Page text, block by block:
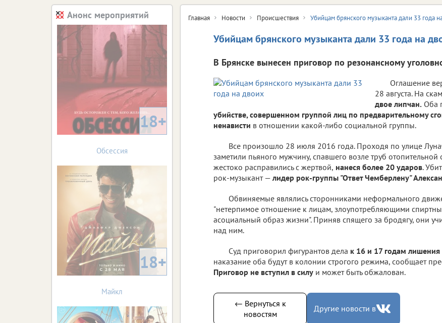
Главная Новости Происшествия Убийцам брянского музыканта дали 33 года
Убийцам брянского музыканта дали 33 года на
В Брянске вынесен приговор по резонансному
Оглашение
28 августа. На
двое липчан. Оба
убийстве, совершенном группой лиц по предварительному
ненависти в отношении какой-либо социальной группы.
Все произошло 28 июля 2016 года. Проходя по улице
заметили пьяного мужчину, спавшего возле труб
жестоко расправились с жертвой, нанеся более 20 ударов.
рок-музыкант — лидер рок-группы "Ответ Чемберлену"
Обвиняемые являлись сторонниками неформального
"нетерпимое отношение к лицам, злоупотребляющими
асоциальный образ жизни". Приняв спящего за бродягу, они
над ним.
Суд приговорил фигурантов дела к 16 и 17 годам
наказание оба будут в колонии строгого режима, сообщает
Приговор не вступил в силу и может быть обжалован.
← Вернуться к
новостям
Другие новости в
Анонс мероприятий
18+
Обсессия
18+
Майкл